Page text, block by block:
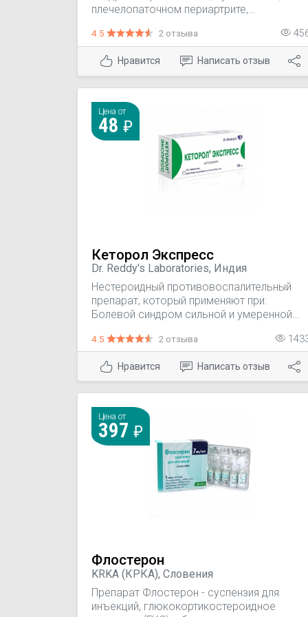
плечелопаточном периартрите,
для симптоматического лечения
ревматоидного артрита, остеоартроза и
анкилозирующего спондилита. -
Симптоматическая терапия, уменьшение
боли и воспаления на момент
использования, на прогрессирование
заболевания не влияет. - Дисменорея.
4.5 2 отзыва
Нравится Написать отзыв
Цена от
48
Кеторол Экспресс
Dr. Reddy's Laboratories, Индия
Нестероидный противовоспалительный
препарат, который применяют при:
Болевой синдром сильной и умеренной
в послеродовом и послеоперационном
периоде, онкологические заболевания,
миалгия, артралгия, невралгия, радикулит,
вывихи, растяжения, ревматические
заболевания.
4.5 2 отзыва
Нравится Написать отзыв
Цена от
397
Флостерон
KRKA (КРКА), Словения
Препарат Флостерон - суспензия для
инъекций, глюкокортикостероидное